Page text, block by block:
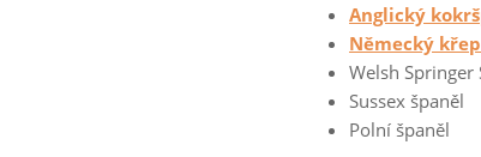
Anglický
Německý
Welsh Springer
Sussex španěl
Polní španěl